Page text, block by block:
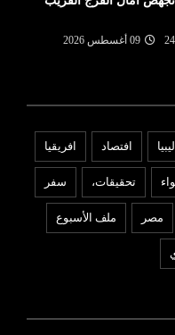
09 أغسطس 2026
افتصاد افريقيا
تحقيقات، سفر
مصر ملف الأسبوع